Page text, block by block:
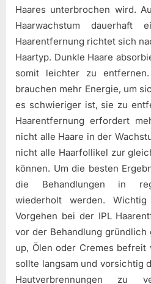
Haares unterbrochen wird.
Haarwachstum dauerhaft
Haarentfernung richtet sich
Haartyp. Dunkle Haare
somit leichter zu
brauchen mehr Energie, um
es schwieriger ist, sie zu
Haarentfernung erfordert
nicht alle Haare in der
nicht alle Haarfollikel zur
können. Um die besten
die Behandlungen in
wiederholt werden.
Vorgehen bei der IPL
vor der Behandlung
up, Ölen oder Cremes befreit
sollte langsam und vorsichtig
Hautverbrennungen zu